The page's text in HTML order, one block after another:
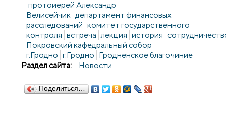
протоиерей Александр
Велисейчик департамент финансовых
расследований комитет государственного
контроля встреча лекция история
Покровский кафедральный собор
г.Гродно г.Гродно Гродненское благочиние
Раздел сайта:
Новости
Поделиться…